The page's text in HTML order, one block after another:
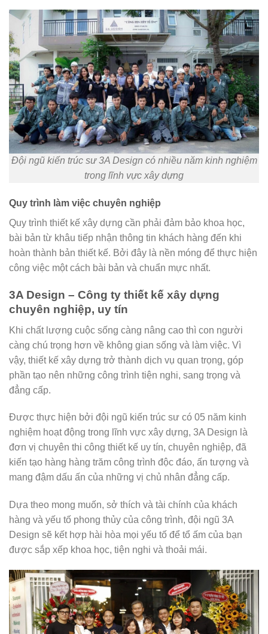
Đội ngũ kiến trúc sư 3A Design có nhiều năm kinh nghiệm
trong lĩnh vực xây dựng
Quy trình làm việc chuyên nghiệp
Quy trình thiết kế xây dựng cần phải đảm bảo khoa học,
bài bản từ khâu tiếp nhận thông tin khách hàng đến khi
hoàn thành bản thiết kế. Bởi đây là nền móng để thực hiện
công việc một cách bài bản và chuẩn mực nhất.
3A Design – Công ty thiết kế xây dựng
chuyên nghiệp, uy tín
Khi chất lượng cuộc sống càng nâng cao thì con người
càng chú trọng hơn về không gian sống và làm việc. Vì
vậy, thiết kế xây dựng trở thành dịch vụ quan trọng, góp
phần tạo nên những công trình tiện nghi, sang trọng và
đẳng cấp.
Được thực hiện bởi đội ngũ kiến trúc sư có 05 năm kinh
nghiệm hoạt động trong lĩnh vực xây dựng, 3A Design là
đơn vị chuyên thi công thiết kế uy tín, chuyên nghiệp, đã
kiến tạo hàng hàng trăm công trình độc đáo, ấn tượng và
mang đậm dấu ấn của những vị chủ nhân đẳng cấp.
Dựa theo mong muốn, sở thích và tài chính của khách
hàng và yếu tố phong thủy của công trình, đội ngũ 3A
Design sẽ kết hợp hài hòa mọi yếu tố để tổ ấm của bạn
được sắp xếp khoa học, tiện nghi và thoải mái.